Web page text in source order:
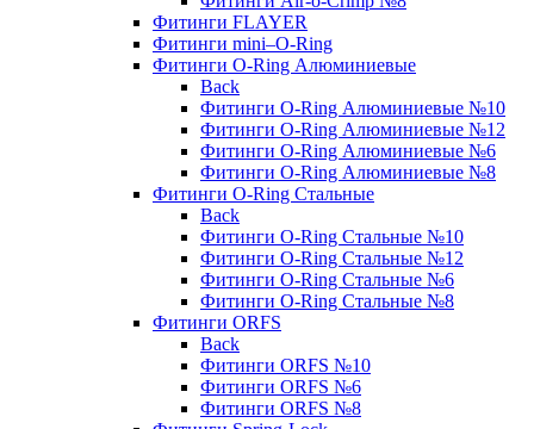
Фитинги FLAYER
Фитинги mini–O-Ring
Фитинги O-Ring Алюминиевые
Back
Фитинги O-Ring Алюминиевые №10
Фитинги O-Ring Алюминиевые №12
Фитинги O-Ring Алюминиевые №6
Фитинги O-Ring Алюминиевые №8
Фитинги O-Ring Стальные
Back
Фитинги O-Ring Стальные №10
Фитинги O-Ring Стальные №12
Фитинги O-Ring Стальные №6
Фитинги O-Ring Стальные №8
Фитинги ORFS
Back
Фитинги ORFS №10
Фитинги ORFS №6
Фитинги ORFS №8